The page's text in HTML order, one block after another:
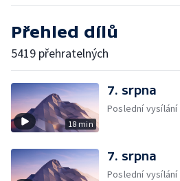
Přehled dílů
5419 přehratelných
18 min
7. srpna
Poslední vysílání
7. srpna
Poslední vysílání